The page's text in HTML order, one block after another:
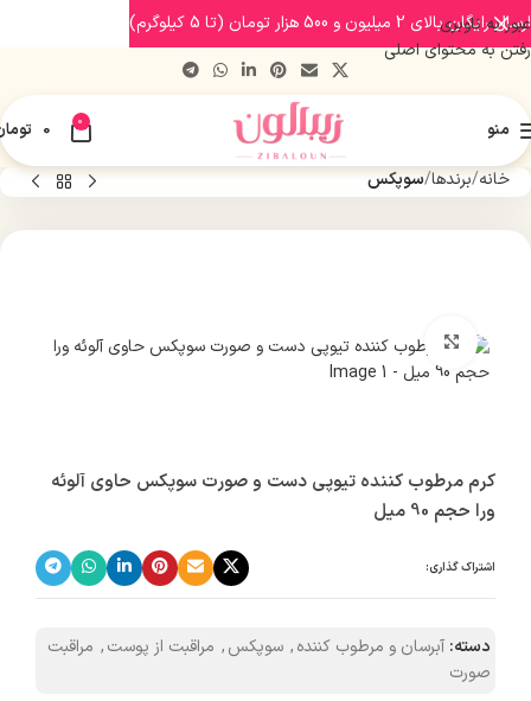
عبور به ناوبری
رفتن به محتوای اصلی
منو 0
0
خانه برندها سوپکس
بزرگنمایی تصویر
کرم مرطوب کننده تیوپی دست و صورت سوپکس حاوی آلوئه
ورا حجم 90 میل
اشتراک گذاری:
دسته: آبرسان و مرطوب کننده, سوپکس, مراقبت از پوست, مراقبت
صورت
ارسال رایگان بالای 2 میلیون و 500 هزار تومان (تا 5 کیلوگرم)